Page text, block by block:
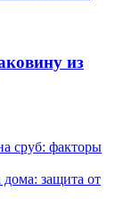
из
сруб: факторы
дома: защита от